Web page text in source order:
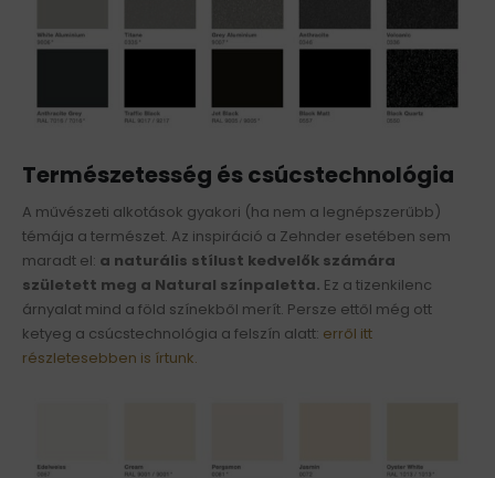
Természetesség és csúcstechnológia
A művészeti alkotások gyakori (ha nem a legnépszerűbb)
témája a természet. Az inspiráció a Zehnder esetében sem
maradt el: a naturális stílust kedvelők számára
született meg a Natural színpaletta. Ez a tizenkilenc
árnyalat mind a föld színekből merít. Persze ettől még ott
ketyeg a csúcstechnológia a felszín alatt: erről itt
részletesebben is írtunk.